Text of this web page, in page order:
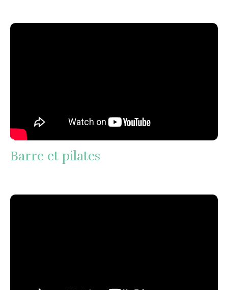
Barre et pilates